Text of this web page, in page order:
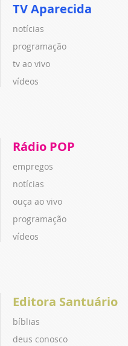
TV Aparecida
notícias
programação
tv ao vivo
vídeos
Rádio POP
empregos
notícias
ouça ao vivo
programação
vídeos
Editora Santuário
bíblias
deus conosco